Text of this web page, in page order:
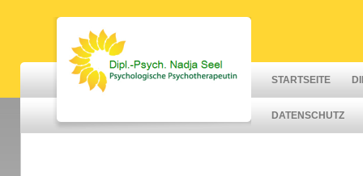
STARTSEITE
DATENSCHUTZ